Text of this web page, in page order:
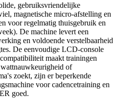
gebruiksvriendelijke
magnetische micro-afstelling en
voor regelmatig thuisgebruik en
De machine levert een
en voldoende verstelbaarheid
De eenvoudige LCD-console
maakt trainingen
of
zoekt, zijn er beperkende
voor cadencetraining en
goed.